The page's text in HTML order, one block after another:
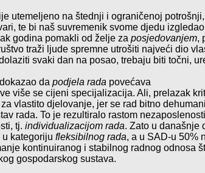
utemeljeno na štednji i ograničenoj
te bi naš suvremenik svome djedu
godina pomakli od želje za posjedovanjem,
traži ljude spremne utrošiti najveći dio
svaki dan na posao, trebaju biti točni,
dokazao da podjela rada povećava
više se cijeni specijalizacija. Ali, prelazak
vlastito djelovanje, jer se rad bitno
rada. To je rezultiralo rastom
tj. individualizacijom rada. Zato u današnje
kategoriju fleksibilnog rada, a u SAD-u 50%
kontinuiranog i stabilnog radnog odnosa
gospodarskog sustava.